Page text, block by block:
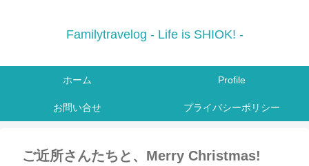
Familytravelog - Life is SHIOK! -
ホーム Profile
お問い合せ プライバシーポリシー
ご近所さんたちと、Merry Christmas!